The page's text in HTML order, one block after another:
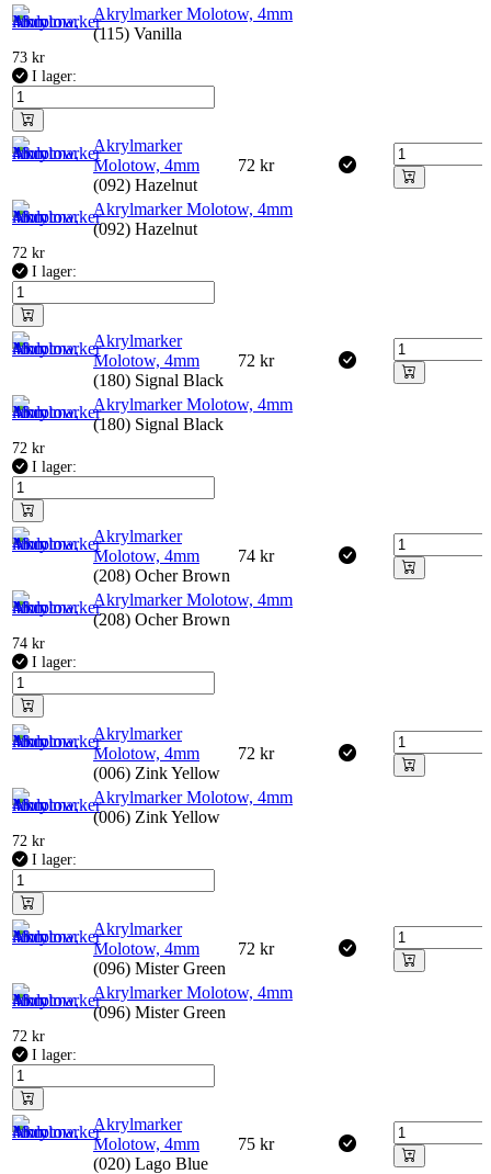
Akrylmarker Molotow, 4mm
(115) Vanilla
73 kr
I lager:
Akrylmarker
Molotow, 4mm
(092) Hazelnut
72 kr
Akrylmarker Molotow, 4mm
(092) Hazelnut
72 kr
I lager:
Akrylmarker
Molotow, 4mm
(180) Signal Black
72 kr
Akrylmarker Molotow, 4mm
(180) Signal Black
72 kr
I lager:
Akrylmarker
Molotow, 4mm
(208) Ocher Brown
74 kr
Akrylmarker Molotow, 4mm
(208) Ocher Brown
74 kr
I lager:
Akrylmarker
Molotow, 4mm
(006) Zink Yellow
72 kr
Akrylmarker Molotow, 4mm
(006) Zink Yellow
72 kr
I lager:
Akrylmarker
Molotow, 4mm
(096) Mister Green
72 kr
Akrylmarker Molotow, 4mm
(096) Mister Green
72 kr
I lager:
Akrylmarker
Molotow, 4mm
(020) Lago Blue
75 kr